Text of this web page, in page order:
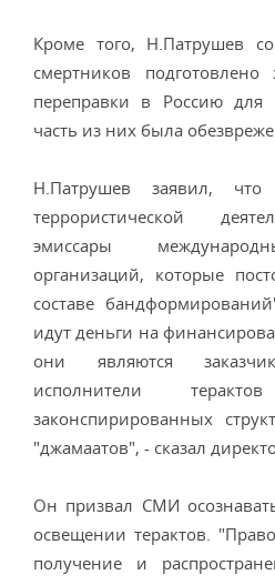
Кроме того, Н.Патрушев
смертников
переправки в Россию для
часть из них была
Н.Патрушев заявил, что
террористической
эмиссары
организаций, которые
составе
идут деньги на
они являются
исполнители
законспирированных
"джамаатов", - сказал
Он призвал СМИ
освещении терактов.
получение и